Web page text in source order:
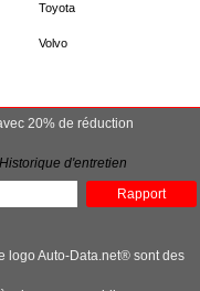
Toyota
Volvo
20% de réduction
d'entretien
Rapport
logo Auto-Data.net® sont des